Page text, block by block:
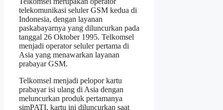
telekomunikasi seluler GSM kedua di
Indonesia, dengan layanan
paskabayarnya yang diluncurkan pada
tanggal 26 Oktober 1995. Telkomsel
menjadi operator seluler pertama di
Asia yang menawarkan layanan
prabayar GSM.
Telkomsel menjadi pelopor kartu
prabayar isi ulang di Asia dengan
meluncurkan produk pertamanya
simPATI, kartu ini diluncurkan saat